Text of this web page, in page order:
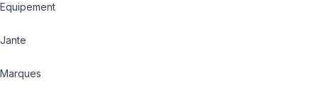
Equipement
Jante
Marques